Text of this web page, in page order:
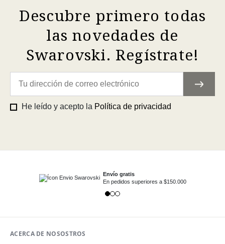
Descubre primero todas
las novedades de
Swarovski. Regístrate!
He leído y acepto la Política de privacidad
Envío gratis
En pedidos superiores a $150.000
ACERCA DE NOSOSTROS